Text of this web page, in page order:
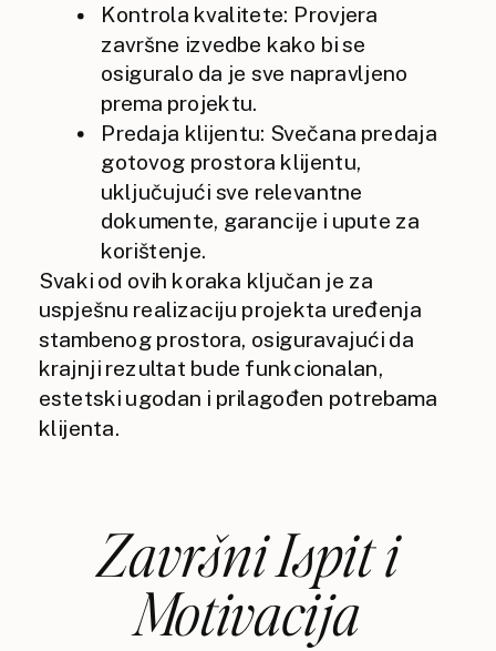
Kontrola kvalitete: Provjera
završne izvedbe kako bi se
osiguralo da je sve napravljeno
prema projektu.
Predaja klijentu: Svečana predaja
gotovog prostora klijentu,
uključujući sve relevantne
dokumente, garancije i upute za
korištenje.
Svaki od ovih koraka ključan je za
uspješnu realizaciju projekta uređenja
stambenog prostora, osiguravajući da
krajnji rezultat bude funkcionalan,
estetski ugodan i prilagođen potrebama
klijenta.
Završni Ispit i
Motivacija